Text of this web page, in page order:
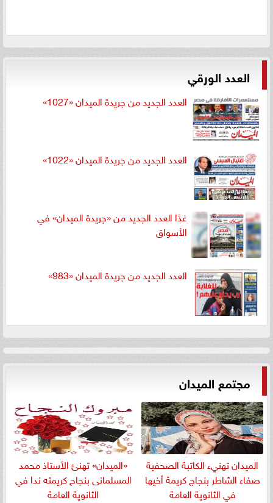
العدد الورقي
العدد الجديد من جريدة الميدان «1027»
العدد الجديد من جريدة الميدان «1022»
غدًا العدد الجديد من «جريدة الميدان» في
الأسواق
العدد الجديد من جريدة الميدان «983»
مجتمع الميدان
الميدان تهنيء الكاتبة الصحفية
صفاء الشاطر بنجاج كريمة أخيها
في الثانوية العامة
«الميدان» تهنئ الأستاذ محمد
المسلمانى بنجاح كريمته ندا في
الثانوية العامة